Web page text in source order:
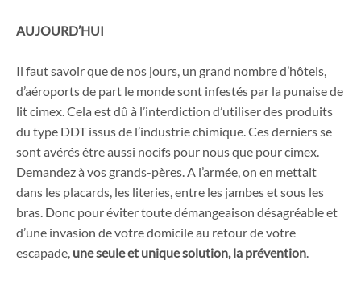
AUJOURD’HUI
Il faut savoir que de nos jours, un grand nombre d’hôtels,
d’aéroports de part le monde sont infestés par la punaise de
lit cimex. Cela est dû à l’interdiction d’utiliser des produits
du type DDT issus de l’industrie chimique. Ces derniers se
sont avérés être aussi nocifs pour nous que pour cimex.
Demandez à vos grands-pères. A l’armée, on en mettait
dans les placards, les literies, entre les jambes et sous les
bras. Donc pour éviter toute démangeaison désagréable et
d’une invasion de votre domicile au retour de votre
escapade, une seule et unique solution, la prévention.